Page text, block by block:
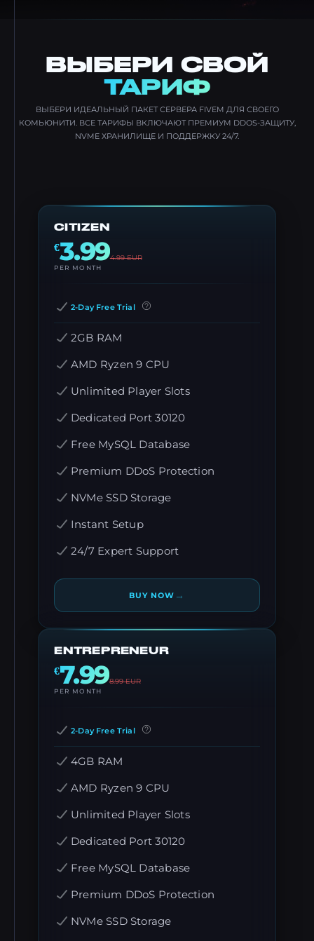
ВЫБЕРИ СВОЙ
ТАРИФ
ВЫБЕРИ ИДЕАЛЬНЫЙ ПАКЕТ СЕРВЕРА FIVEM ДЛЯ СВОЕГО
КОМЬЮНИТИ. ВСЕ ТАРИФЫ ВКЛЮЧАЮТ ПРЕМИУМ DDOS-ЗАЩИТУ,
NVME ХРАНИЛИЩЕ И ПОДДЕРЖКУ 24/7.
CITIZEN
€3.994.99EUR
PER MONTH
2-Day Free Trial
2GB RAM
AMD Ryzen 9 CPU
Unlimited Player Slots
Dedicated Port 30120
Free MySQL Database
Premium DDoS Protection
NVMe SSD Storage
Instant Setup
24/7 Expert Support
BUY NOW →
ENTREPRENEUR
€7.998.99EUR
PER MONTH
2-Day Free Trial
4GB RAM
AMD Ryzen 9 CPU
Unlimited Player Slots
Dedicated Port 30120
Free MySQL Database
Premium DDoS Protection
NVMe SSD Storage